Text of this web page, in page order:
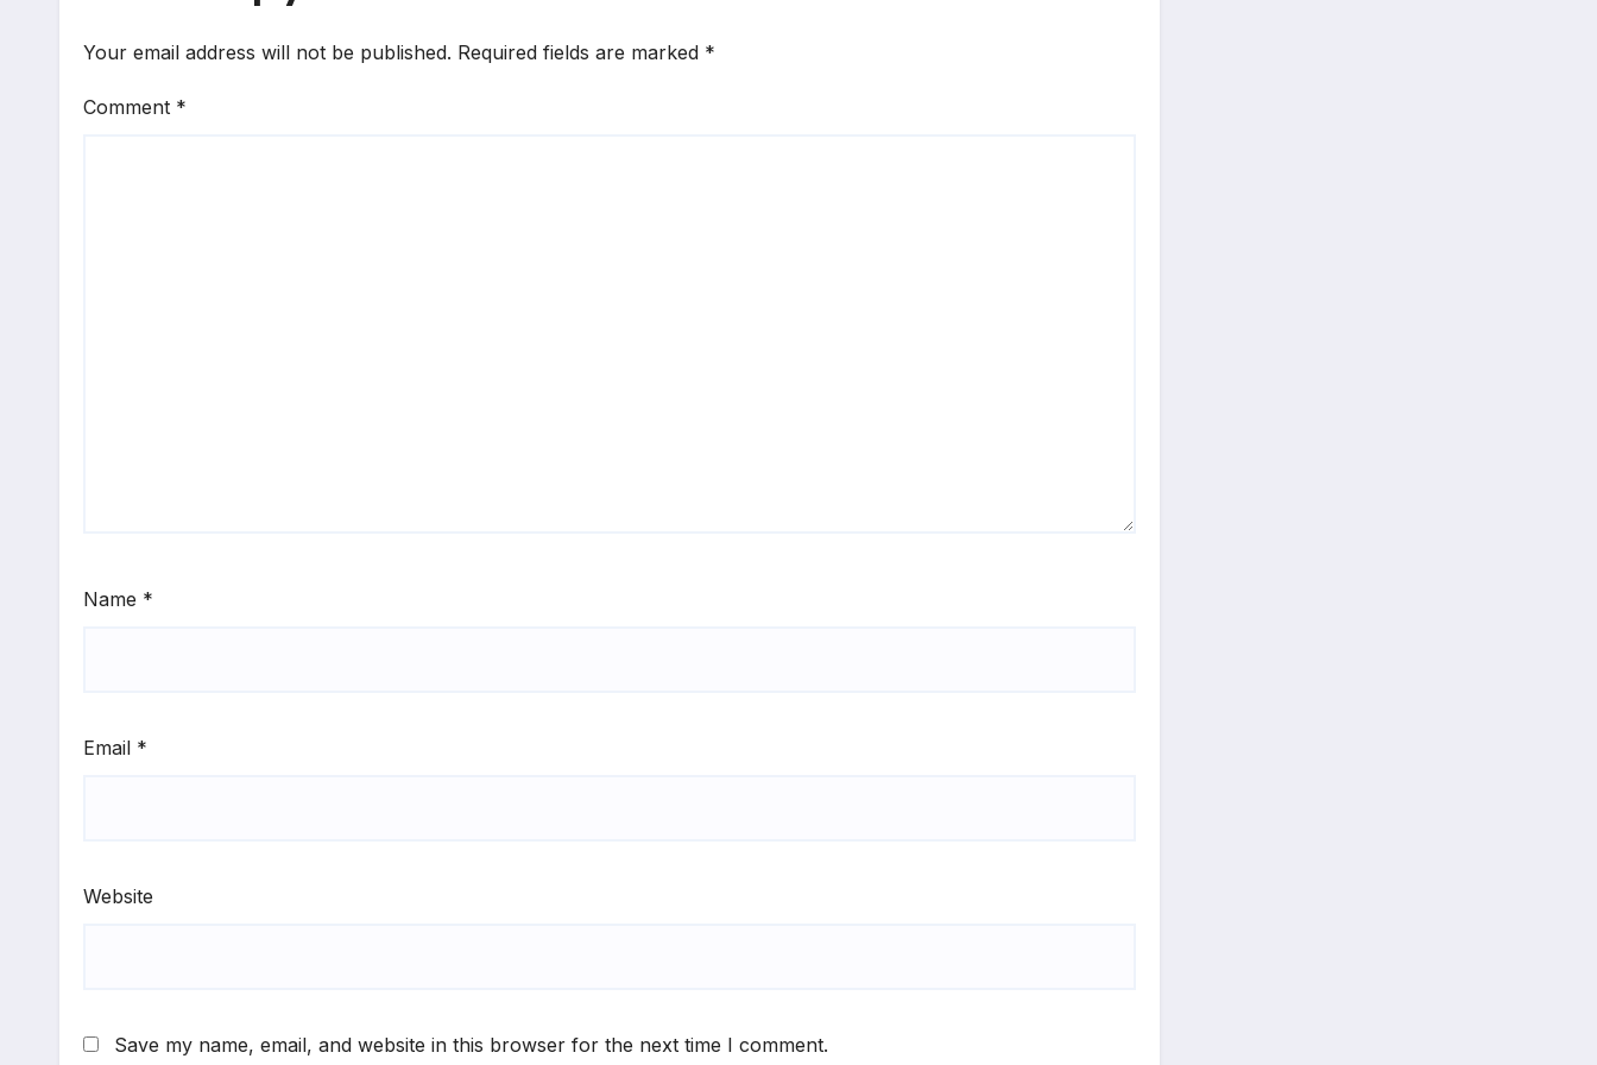
Your email address will not be published. Required fields are marked *
Comment *
Name *
Email *
Website
Save my name, email, and website in this browser for the next time I comment.